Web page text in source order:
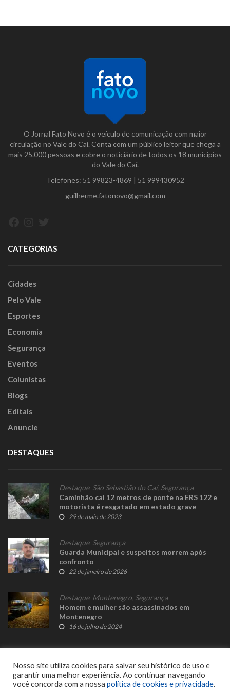
O Jornal Fato Novo é o veículo de comunicação com maior
circulação no Vale do Caí. Conta com um público leitor que chega a
mais 25.000 pessoas e cobre o noticiário de todos os 18 municípios
do Vale do Caí.
Telefones: 51 99823-4869 | 51 999430952
guilherme.fatonovo@gmail.com
CATEGORIAS
Cidades
Pelo Vale
Esportes
Economia
Segurança
Eventos
Colunistas
Blogs
Editais
Anuncie
DESTAQUES
Destaque, São Sebastião do Caí, Segurança
Caminhão cai 12 metros de ponte na ERS 122 e
motorista é resgatado em estado grave
29 de maio de 2023
Destaque, Segurança
Guarda Municipal e suspeitos morrem após
confronto
22 de janeiro de 2026
Destaque, Montenegro Segurança
Homem e mulher são assassinados em
Montenegro
16 de julho de 2024
Nosso site utiliza cookies para salvar seu histórico de uso e
garantir uma melhor experiência. Ao continuar navegando
você concorda com a nossa política de cookies e privacidade.